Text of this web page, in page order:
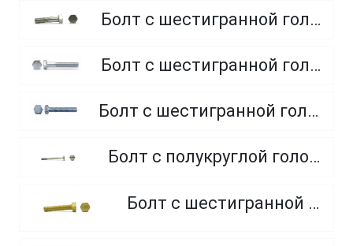
Болт с шестигранной головкой, неполная резьба, класс прочности 5.8
Болт с шестигранной головкой, неполная резьба, класс прочности 8.8
Болт с шестигранной головкой, полная резьба, класс прочности 10.9 и 12.9
Болт с полукруглой головкой и квадратным подголовником
Болт с шестигранной головкой, из латуни